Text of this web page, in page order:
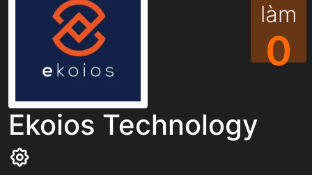
Ekoios Technology
làm
0